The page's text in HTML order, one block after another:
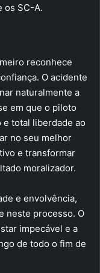
os SC-A.
reconhece
O acidente
naturalmente a
em que o piloto
total liberdade ao
no seu melhor
e transformar
moralizador.
e envolvência,
neste processo. O
impecável e a
de todo o fim de